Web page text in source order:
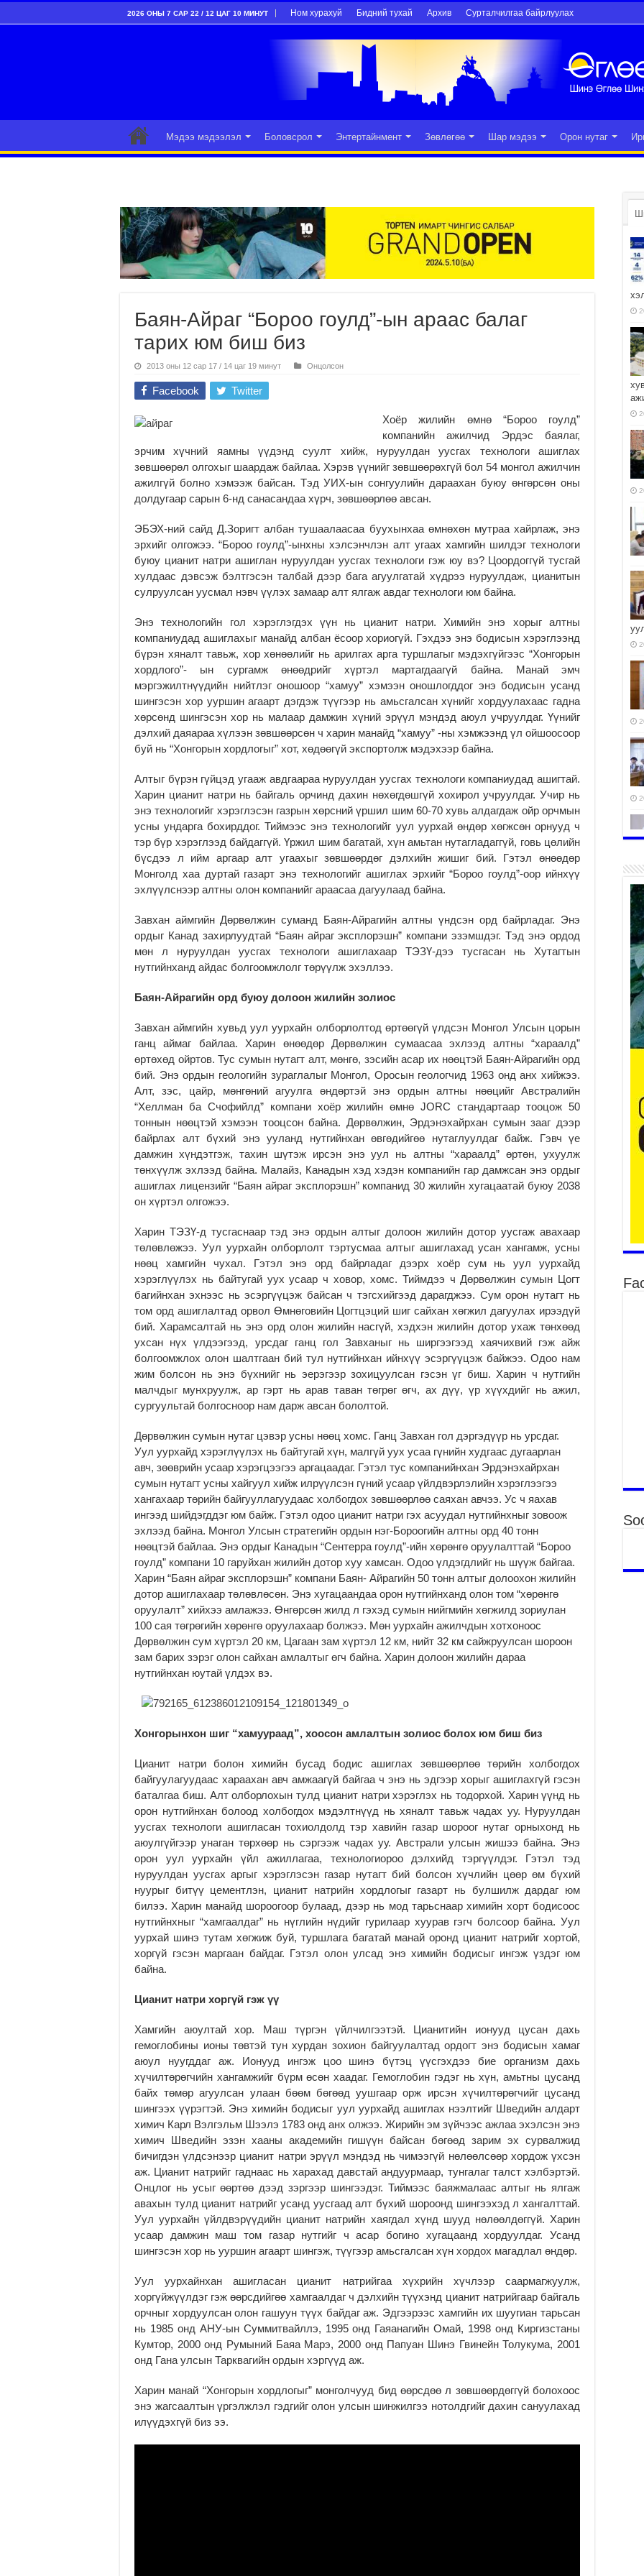
2026 ОНЫ 7 САР 22 / 12 ЦАГ 10 МИНУТ Ном хурахуй Бидний тухай Архив Сурталчилгаа байрлуулах
Мэдээ мэдээлэл Боловсрол Энтертайнмент Зөвлөгөө Шар мэдээ Орон нутаг
Баян-Айраг “Бороо гоулд”-ын араас балаг
тарих юм биш биз
2013 оны 12 сар 17 / 14 цаг 19 минут Онцолсон
Facebook Twitter
Хоёр жилийн өмнө “Бороо гоулд”
компанийн ажилчид Эрдэс баялаг,
эрчим хүчний яамны үүдэнд суулт хийж, нуруулдан уусгах технологи ашиглах
зөвшөөрөл олгохыг шаардаж байлаа. Хэрэв үүнийг зөвшөөрөхгүй бол 54 монгол ажилчин
ажилгүй болно хэмээж байсан. Тэд УИХ-ын сонгуулийн дараахан буюу өнгөрсөн оны
долдугаар сарын 6-нд санасандаа хүрч, зөвшөөрлөө авсан.
ЭБЭХ-ний сайд Д.Зоригт албан тушаалаасаа буухынхаа өмнөхөн мутраа хайрлаж, энэ
эрхийг олгожээ. “Бороо гоулд”-ынхны хэлсэнчлэн алт угаах хамгийн шилдэг технологи
буюу цианит натри ашиглан нуруулдан уусгах технологи гэж юу вэ? Цоордоггүй тусгай
хулдаас дэвсэж бэлтгэсэн талбай дээр бага агуулгатай хүдрээ нуруулдаж, цианитын
сулруулсан уусмал нэвч үүлэх замаар алт ялгаж авдаг технологи юм байна.
Энэ технологийн гол хэрэглэгдэх үүн нь цианит натри. Химийн энэ хорыг алтны
компаниудад ашиглахыг манайд албан ёсоор хориогүй. Гэхдээ энэ бодисын хэрэглээнд
бүрэн хяналт тавьж, хор хөнөөлийг нь арилгах арга туршлагыг мэдэхгүйгээс “Хонгорын
хордлого”- ын сургамж өнөөдрийг хүртэл мартагдаагүй байна. Манай эмч
мэргэжилтнүүдийн нийтлэг оношоор “хамуу” хэмээн оношлогддог энэ бодисын усанд
шингэсэн хор ууршин агаарт дэгдэж түүгээр нь амьсгалсан хүнийг хордуулахаас гадна
хөрсөнд шингэсэн хор нь малаар дамжин хүний эрүүл мэндэд аюул учруулдаг. Үүнийг
дэлхий даяараа хүлээн зөвшөөрсөн ч харин манайд “хамуу” -ны хэмжээнд үл ойшоосоор
буй нь “Хонгорын хордлогыг” хот, хөдөөгүй экспортолж мэдэхээр байна.
Алтыг бүрэн гүйцэд угааж авдгаараа нуруулдан уусгах технологи компаниудад ашигтай.
Харин цианит натри нь байгаль орчинд дахин нөхөгдөшгүй хохирол учруулдаг. Учир нь
энэ технологийг хэрэглэсэн газрын хөрсний үршил шим 60-70 хувь алдагдаж ойр орчмын
усны ундарга бохирддог. Тиймээс энэ технологийг уул уурхай өндөр хөгжсөн орнууд ч
тэр бүр хэрэглээд байдаггүй. Үржил шим багатай, хүн амьтан нутагладаггүй, говь цөлийн
бүсдээ л ийм аргаар алт угаахыг зөвшөөрдөг дэлхийн жишиг бий. Гэтэл өнөөдөр
Монголд хаа дуртай газарт энэ технологийг ашиглах эрхийг “Бороо гоулд”-оор ийнхүү
эхлүүлснээр алтны олон компанийг араасаа дагуулаад байна.
Завхан аймгийн Дөрвөлжин суманд Баян-Айрагийн алтны үндсэн орд байрладаг. Энэ
ордыг Канад захирлуудтай “Баян айраг эксплорэшн” компани эзэмшдэг. Тэд энэ ордод
мөн л нуруулдан уусгах технологи ашиглахаар ТЭЗҮ-дээ тусгасан нь Хутагтын
нутгийнханд айдас болгоомжлолг төрүүлж эхэллээ.
Баян-Айрагийн орд буюу долоон жилийн золиос
Завхан аймгийн хувьд уул уурхайн олборлолтод өртөөгүй үлдсэн Монгол Улсын цорын
ганц аймаг байлаа. Харин өнөөдөр Дөрвөлжин сумаасаа эхлээд алтны “хараалд”
өртөхөд ойртов. Тус сумын нутагт алт, мөнгө, зэсийн асар их нөөцтэй Баян-Айрагийн орд
бий. Энэ ордын геологийн зураглалыг Монгол, Оросын геологчид 1963 онд анх хийжээ.
Алт, зэс, цайр, мөнгөний агуулга өндөртэй энэ ордын алтны нөөцийг Австралийн
“Хеллман ба Счофийлд” компани хоёр жилийн өмнө JORC стандартаар тооцож 50
тоннын нөөцтэй хэмээн тооцсон байна. Дөрвөлжин, Эрдэнэхайрхан сумын зааг дээр
байрлах алт бүхий энэ ууланд нутгийнхан өвгөдийгөө нутаглуулдаг байж. Гэвч үе
дамжин хүндэтгэж, тахин шүтэж ирсэн энэ уул нь алтны “хараалд” өртөн, ухуулж
төнхүүлж эхлээд байна. Малайз, Канадын хэд хэдэн компанийн гар дамжсан энэ ордыг
ашиглах лицензийг “Баян айраг эксплорэшн” компанид 30 жилийн хугацаатай буюу 2038
он хүртэл олгожээ.
Харин ТЭЗҮ-д тусгаснаар тэд энэ ордын алтыг долоон жилийн дотор уусгаж авахаар
төлөвлөжээ. Уул уурхайн олборлолт тэртусмаа алтыг ашиглахад усан хангамж, усны
нөөц хамгийн чухал. Гэтэл энэ орд байрладаг дээрх хоёр сум нь уул уурхайд
хэрэглүүлэх нь байтугай уух усаар ч ховор, хомс. Тиймдээ ч Дөрвөлжин сумын Цогт
багийнхан эхнээс нь эсэргүүцэж байсан ч тэгсхийгээд дарагджээ. Сум орон нутагт нь
том орд ашиглалтад орвол Өмнөговийн Цогтцэций шиг сайхан хөгжил дагуулах ирээдүй
бий. Харамсалтай нь энэ орд олон жилийн насгүй, хэдхэн жилийн дотор ухаж төнхөөд
ухсан нүх үлдээгээд, урсдаг ганц гол Завханыг нь ширгээгээд хаячихвий гэж айж
болгоомжлох олон шалтгаан бий тул нутгийнхан ийнхүү эсэргүүцэж байжээ. Одоо нам
жим болсон нь энэ бүхнийг нь эерэгээр зохицуулсан гэсэн үг биш. Харин ч нутгийн
малчдыг мунхруулж, ар гэрт нь арав таван төгрөг өгч, ах дүү, үр хүүхдийг нь ажил,
сургуультай болгосноор нам дарж авсан бололтой.
Дөрвөлжин сумын нутаг цэвэр усны нөөц хомс. Ганц Завхан гол дэргэдүүр нь урсдаг.
Уул уурхайд хэрэглүүлэх нь байтугай хүн, малгүй уух усаа гүнийн худгаас дугаарлан
авч, зөөврийн усаар хэрэгцээгээ аргацаадаг. Гэтэл тус компанийнхан Эрдэнэхайрхан
сумын нутагт усны хайгуул хийж илрүүлсэн гүний усаар үйлдвэрлэлийн хэрэглээгээ
хангахаар төрийн байгууллагуудаас холбогдох зөвшөөрлөө саяхан авчээ. Ус ч яахав
ингээд шийдэгддэг юм байж. Гэтэл одоо цианит натри гэх асуудал нутгийнхныг зовоож
эхлээд байна. Монгол Улсын стратегийн ордын нэг-Бороогийн алтны орд 40 тонн
нөөцтэй байлаа. Энэ ордыг Канадын “Сентерра гоулд”-ийн хөрөнгө оруулалттай “Бороо
гоулд” компани 10 гаруйхан жилийн дотор хуу хамсан. Одоо үлдэгдлийг нь шүүж байгаа.
Харин “Баян айраг эксплорэшн” компани Баян- Айрагийн 50 тонн алтыг долоохон жилийн
дотор ашиглахаар төлөвлөсөн. Энэ хугацаандаа орон нутгийнханд олон том “хөрөнгө
оруулалт” хийхээ амлажээ. Өнгөрсөн жилд л гэхэд сумын нийгмийн хөгжилд зориулан
100 сая төгрөгийн хөрөнгө оруулахаар болжээ. Мөн уурхайн ажилчдын хотхоноос
Дөрвөлжин сум хүртэл 20 км, Цагаан зам хүртэл 12 км, нийт 32 км сайжруулсан шороон
зам барих зэрэг олон сайхан амлалтыг өгч байна. Харин долоон жилийн дараа
нутгийнхан юутай үлдэх вэ.
Хонгорынхон шиг “хамуураад”, хоосон амлалтын золиос болох юм биш биз
Цианит натри болон химийн бусад бодис ашиглах зөвшөөрлөө төрийн холбогдох
байгуулагуудаас хараахан авч амжаагүй байгаа ч энэ нь эдгээр хорыг ашиглахгүй гэсэн
баталгаа биш. Алт олборлохын тулд цианит натри хэрэглэх нь тодорхой. Харин үүнд нь
орон нутгийнхан болоод холбогдох мэдэлтнүүд нь хяналт тавьж чадах уу. Нуруулдан
уусгах технологи ашигласан тохиолдолд тэр хавийн газар шороог нутаг орныхонд нь
аюулгүйгээр унаган төрхөөр нь сэргээж чадах уу. Австрали улсын жишээ байна. Энэ
орон уул уурхайн үйл ажиллагаа, технологиороо дэлхийд тэргүүлдэг. Гэтэл тэд
нуруулдан уусгах аргыг хэрэглэсэн газар нутагт бий болсон хүчлийн цөөр өм бүхий
нуурыг битүү цементлэн, цианит натрийн хордлогыг газарт нь булшилж дардаг юм
билээ. Харин манайд шороогоор булаад, дээр нь мод тарьснаар химийн хорт бодисоос
нутгийнхныг “хамгаалдаг” нь нүглийн нүдийг гурилаар хуурав гэгч болсоор байна. Уул
уурхай шинэ тутам хөгжиж буй, туршлага багатай манай оронд цианит натрийг хортой,
хоргүй гэсэн маргаан байдаг. Гэтэл олон улсад энэ химийн бодисыг ингэж үздэг юм
байна.
Цианит натри хоргүй гэж үү
Хамгийн аюултай хор. Маш түргэн үйлчилгээтэй. Цианитийн ионууд цусан дахь
гемоглобины ионы төвтэй тун хурдан зохион байгуулалтад ордогт энэ бодисын хамаг
аюул нуугддаг аж. Ионууд ингэж цоо шинэ бүтэц үүсгэхдээ бие организм дахь
хүчилтөрөгчийн хангамжийг бүрм өсөн хаадаг. Гемоглобин гэдэг нь хүн, амьтны цусанд
байх төмөр агуулсан улаан бөөм бөгөөд уушгаар орж ирсэн хүчилтөрөгчийг цусанд
шингээх үүрэгтэй. Энэ химийн бодисыг уул уурхайд ашиглах нээлтийг Шведийн алдарт
химич Карл Вэлгэльм Шээлэ 1783 онд анх олжээ. Жирийн эм зүйчээс ажлаа эхэлсэн энэ
химич Шведийн эзэн хааны академийн гишүүн байсан бөгөөд зарим эх сурвалжид
бичигдэн үлдсэнээр цианит натри эрүүл мэндэд нь чимээгүй нөлөөлсөөр хордож үхсэн
аж. Цианит натрийг гаднаас нь харахад давстай андуурмаар, тунгалаг талст хэлбэртэй.
Онцлог нь усыг өөртөө дээд зэргээр шингээдэг. Тиймээс баяжмалаас алтыг нь ялгаж
авахын тулд цианит натрийг усанд уусгаад алт бүхий шороонд шингээхэд л хангалттай.
Уул уурхайн үйлдвэрүүдийн цианит натрийн хаягдал хүнд шууд нөлөөлдөггүй. Харин
усаар дамжин маш том газар нутгийг ч асар богино хугацаанд хордуулдаг. Усанд
шингэсэн хор нь ууршин агаарт шингэж, түүгээр амьсгалсан хүн хордох магадлал өндөр.
Уул уурхайнхан ашигласан цианит натрийгаа хүхрийн хүчлээр саармагжуулж,
хоргүйжүүлдэг гэж өөрсдийгөө хамгаалдаг ч дэлхийн түүхэнд цианит натрийгаар байгаль
орчныг хордуулсан олон гашуун түүх байдаг аж. Эдгээрээс хамгийн их шуугиан тарьсан
нь 1985 онд АНУ-ын Суммитвайллэ, 1995 онд Гаяанагийн Омай, 1998 онд Киргизстаны
Кумтор, 2000 онд Румыний Баяа Марэ, 2000 онд Папуан Шинэ Гвинейн Толукума, 2001
онд Гана улсын Тарквагийн ордын хэргүүд аж.
Харин манай “Хонгорын хордлогыг” монголчууд бид өөрсдөө л зөвшөөрдөггүй болохоос
энэ жагсаалтын үргэлжлэл гэдгийг олон улсын шинжилгээ нотолдгийг дахин сануулахад
илүүдэхгүй биз ээ.